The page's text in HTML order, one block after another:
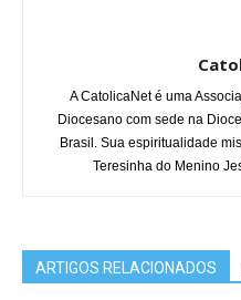
A CatolicaNet é uma
Diocesano com sede na
Brasil. Sua espiritualidade
Teresinha do Menino
ARTIGOS RELACIONADOS